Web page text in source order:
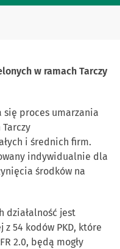
w ramach Tarczy
się proces umarzania
i średnich firm.
indywidualnie dla
środków na
działalność jest
54 kodów PKD, które
2.0, będą mogły